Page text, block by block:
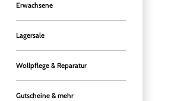
Erwachsene
Lagersale
Wollpflege & Reparatur
Gutscheine & mehr